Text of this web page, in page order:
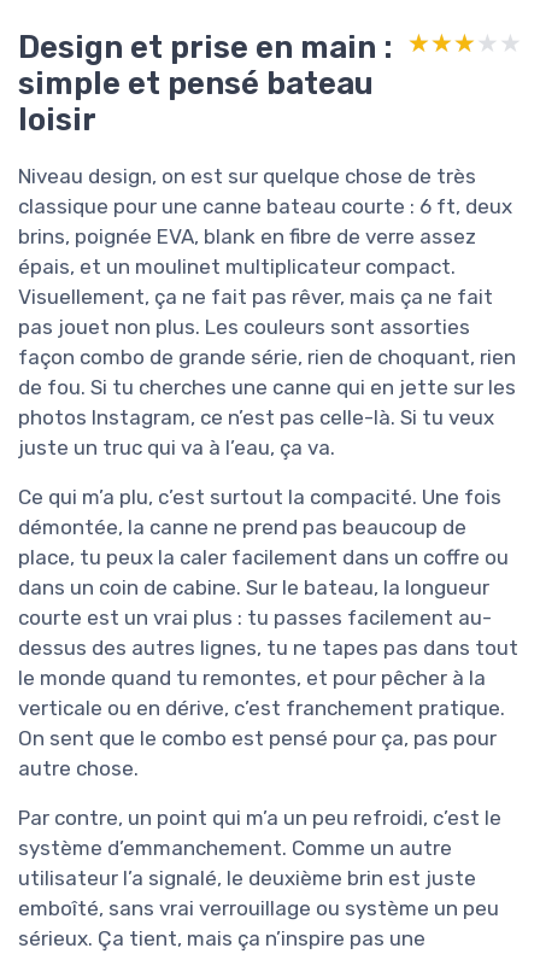
Design et prise en main :
simple et pensé bateau
loisir
★★★★★
★★★★★
Niveau design, on est sur quelque chose de très
classique pour une canne bateau courte : 6 ft, deux
brins, poignée EVA, blank en fibre de verre assez
épais, et un moulinet multiplicateur compact.
Visuellement, ça ne fait pas rêver, mais ça ne fait
pas jouet non plus. Les couleurs sont assorties
façon combo de grande série, rien de choquant, rien
de fou. Si tu cherches une canne qui en jette sur les
photos Instagram, ce n’est pas celle-là. Si tu veux
juste un truc qui va à l’eau, ça va.
Ce qui m’a plu, c’est surtout la compacité. Une fois
démontée, la canne ne prend pas beaucoup de
place, tu peux la caler facilement dans un coffre ou
dans un coin de cabine. Sur le bateau, la longueur
courte est un vrai plus : tu passes facilement au-
dessus des autres lignes, tu ne tapes pas dans tout
le monde quand tu remontes, et pour pêcher à la
verticale ou en dérive, c’est franchement pratique.
On sent que le combo est pensé pour ça, pas pour
autre chose.
Par contre, un point qui m’a un peu refroidi, c’est le
système d’emmanchement. Comme un autre
utilisateur l’a signalé, le deuxième brin est juste
emboîté, sans vrai verrouillage ou système un peu
sérieux. Ça tient, mais ça n’inspire pas une